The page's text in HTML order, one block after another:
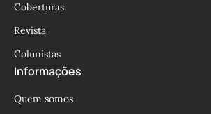
Coberturas
Revista
Colunistas
Informações
Quem somos